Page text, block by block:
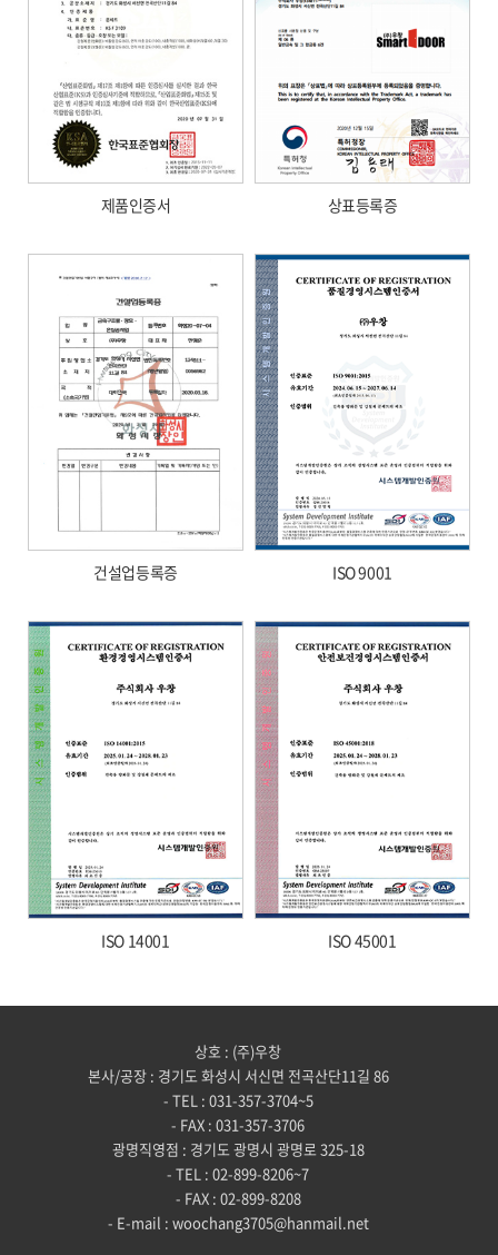
제품인증서 상표등록증
건설업등록증 ISO 9001
ISO 14001 ISO 45001
상호 : (주)우창
본사/공장 : 경기도 화성시 서신면 전곡산단11길 86
- TEL : 031-357-3704~5
- FAX : 031-357-3706
광명직영점 : 경기도 광명시 광명로 325-18
- TEL : 02-899-8206~7
- FAX : 02-899-8208
- E-mail : woochang3705@hanmail.net